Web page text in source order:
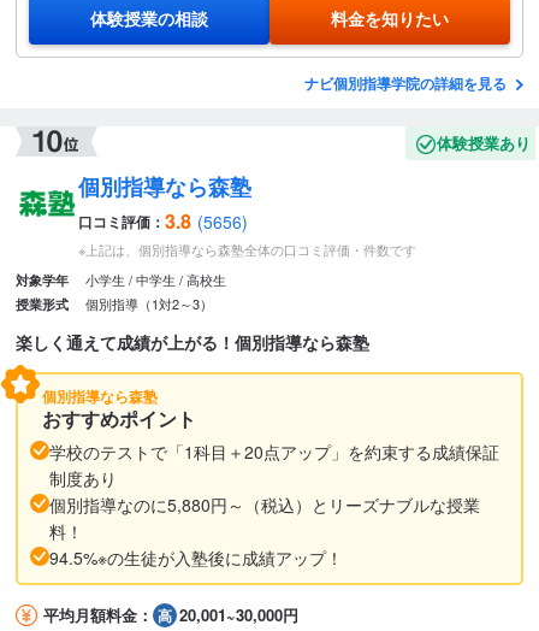
体験授業の相談 料金を知りたい
ナビ個別指導学院の詳細を見る
体験授業あり
個別指導なら森塾
口コミ評価： 3.8 (5656)
※上記は、個別指導なら森塾全体の口コミ評価・件数です
対象学年 小学生 中学生 高校生
授業形式 個別指導（1対2～3）
楽しく通えて成績が上がる！個別指導なら森塾
個別指導なら森塾
おすすめポイント
学校のテストで「1科目＋20点アップ」を約束する成績保証
制度あり
個別指導なのに5,880円～（税込）とリーズナブルな授業
料！
94.5%※の生徒が入塾後に成績アップ！
平均月額料金： 20,001~30,000円